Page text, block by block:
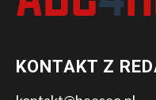
KONTAKT Z